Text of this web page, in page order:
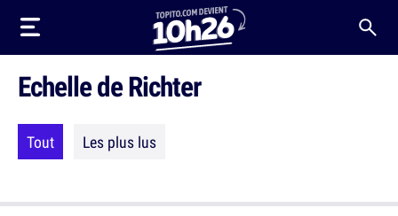
Echelle de Richter
Tout Les plus lus